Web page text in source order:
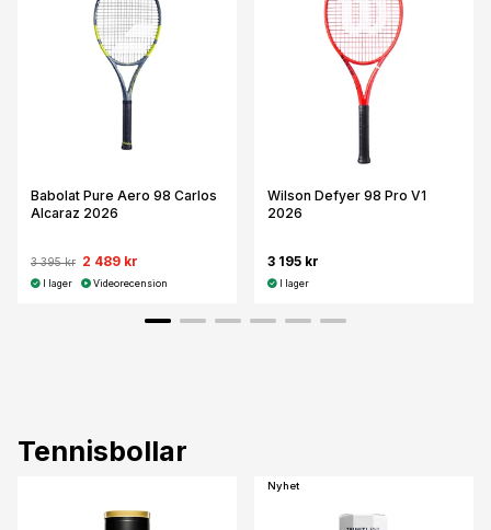
Babolat Pure Aero 98 Carlos
Alcaraz 2026
3 395 kr 2 489 kr
I lager Videorecension
Wilson Defyer 98 Pro V1
2026
3 195 kr
I lager
Tennisbollar
Nyhet